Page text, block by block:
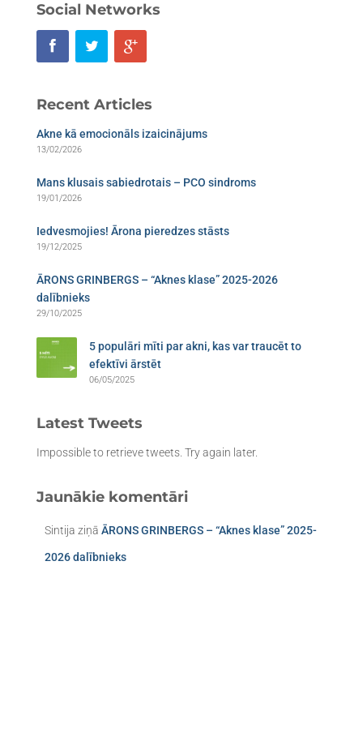
Social Networks
Recent Articles
Akne kā emocionāls izaicinājums
13/02/2026
Mans klusais sabiedrotais – PCO sindroms​
19/01/2026
Iedvesmojies! Ārona pieredzes stāsts
19/12/2025
ĀRONS GRINBERGS – “Aknes klase” 2025-2026
dalībnieks
29/10/2025
5 populāri mīti par akni, kas var traucēt to
efektīvi ārstēt
06/05/2025
Latest Tweets
Impossible to retrieve tweets. Try again later.
Jaunākie komentāri
Sintija ziņā ĀRONS GRINBERGS – “Aknes klase” 2025-
2026 dalībnieks